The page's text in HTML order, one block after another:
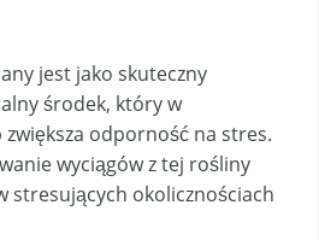
jest jako skuteczny
środek, który w
odporność na stres.
wyciągów z tej rośliny
stresujących okolicznościach